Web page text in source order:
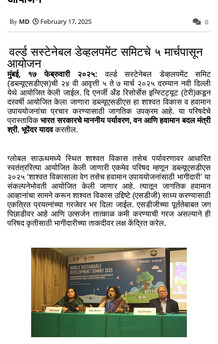
MD February 17, 2025 0
वर्ल्ड सस्टेनेबल डेव्हलपमेंट समिटचे ५ मार्चपासून
आयोजन
मुंबई, १७ फेब्रुवारी २०२५: वर्ल्ड सस्टेनेबल डेव्हलपमेंट समिट
(डब्ल्यूएसडीएस)ची २४ वी आवृत्ती ५ ते ७ मार्च २०२५ दरम्यान नवी दिल्ली
येथे आयोजित केली जाईल. दि एनर्जी अँड रिसोर्सेस इन्स्टिट्यूट (टेरी)कडून
दरवर्षी आयोजित केला जाणारा डब्ल्यूएसडीएस हा शाश्वत विकास व हवामान
उपाययोजनांचा प्रचार करण्यासाठी जागतिक उपक्रम आहे. या परिषदेचे
प्रास्ताविकभारत सरकारचे माननीय पर्यावरण, वन आणि हवामान बदल मंत्री
श्री. भूपेंदर यादवकरतील.
ग्लोबल साऊथमध्ये स्थित शाश्वत विकास तसेच पर्यावरणावर आधारित
स्वतंत्ररित्या आयोजित केली जाणारी एकमेव परिषद म्हणून डब्ल्यूएसडीएस
२०२५ ‘शाश्वत विकासाला वेग तसेच हवामान उपाययोजनांसाठी भागीदारी’ या
संकल्पनेभोवती आयोजित केली जाणार आहे. त्यातून जागतिक हवामान
आव्हानांचा सामने करून शाश्वत विकास उद्दिष्टे (एसडीजी) साध्य करण्यासाठी
एकत्रित प्रयत्नांच्या गरजेवर भर दिला जाईल. एसडीजीच्या पूर्ततेबाबत जग
पिछाडीवर आहे आणि उत्सर्जन तात्काळ कमी करण्याची गरज असल्याने ही
परिषद कृतीसाठी भागीदारीच्या ताकदीवर लक्ष केंद्रित करेल.